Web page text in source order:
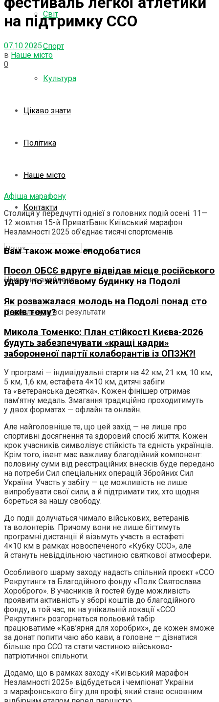
Світ
Спорт
Культура
Цікаво знати
Політика
Наше місто
Контакти
Нічого не знайдено
Переглянути всі результати
на підтримку ССО
07.10.2025
в Наше місто
0
Афіша марафону
Столиця у передчутті однієї з головних подій осені. 11—
12 жовтня 15-й ПриватБанк Київський марафон
Незламності 2025 об’єднає тисячі спортсменів
Вам також може сподобатися
Посол ОБСЄ вдруге відвідав місце російського
удару по житловому будинку на Подолі
Як розважалася молодь на Подолі понад сто
років тому?
Микола Томенко: План стійкості Києва-2026
будуть забезпечувати «кращі кадри»
забороненої партії колаборантів із ОПЗЖ?!
У програмі — індивідуальні старти на 42 км, 21 км, 10 км,
5 км, 1,6 км, естафета 4×10 км, дитячі забіги
та «ветеранська десятка». Кожен фінішер отримає
пам’ятну медаль. Змагання традиційно проходитимуть
у двох форматах — офлайн та онлайн.
Але найголовніше те, що цей захід — не лише про
спортивні досягнення та здоровий спосіб життя. Кожен
крок учасників символізує стійкість та єдність українців.
Крім того, івент має важливу благодійний компонент:
половину суми від реєстраційних внесків буде передано
на потреби Сил спеціальних операцій Збройних Сил
України. Участь у забігу — це можливість не лише
випробувати свої сили, а й підтримати тих, хто щодня
бореться за нашу свободу.
До події долучаться чимало військових, ветеранів
та волонтерів. Причому вони не лише бігтимуть
програмні дистанції й візьмуть участь в естафеті
4×10 км в рамках новоспеченого «Кубку ССО», але
й стануть невіддільною частиною святкової атмосфери.
Особливого шарму заходу надасть спільний проєкт «ССО
Рекрутинг» та Благодійного фонду «Полк Святослава
Хороброго». В учасників й гостей буде можливість
проявити активність у зборі коштів до благодійного
фонду, в той час, як на унікальній локації «ССО
Рекрутинг» розгорнеться польовий табір
працюватиме « Кав’ярня для хоробрих», де кожен зможе
за донат попити чаю або кави, а головне — дізнатися
більше про ССО та стати частиною військово-
патріотичної спільноти.
Додамо, що в рамках заходу «Київський марафон
Незламності 2025» відбудеться і чемпіонат України
з марафонського бігу для профі, який стане основним